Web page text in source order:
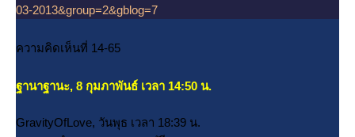
03-2013&group=2&gblog=7
ความคิดเห็นที่ 14-65
ฐานาฐานะ, 8 กุมภาพันธ์ เวลา 14:50 น.
GravityOfLove, วันพุธ เวลา 18:39 น.